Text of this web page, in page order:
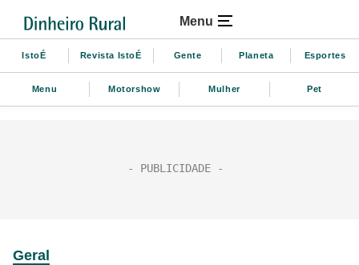
Menu
IstoÉ Revista IstoÉ Gente Planeta Esportes
Menu Motorshow Mulher Pet
Geral